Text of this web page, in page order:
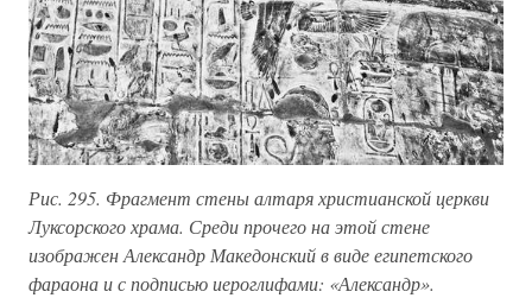
Рис. 295. Фрагмент стены алтаря христианской церкви
Луксорского храма. Среди прочего на этой стене
изображен Александр Македонский в виде египетского
фараона и с подписью иероглифами: «Александр».